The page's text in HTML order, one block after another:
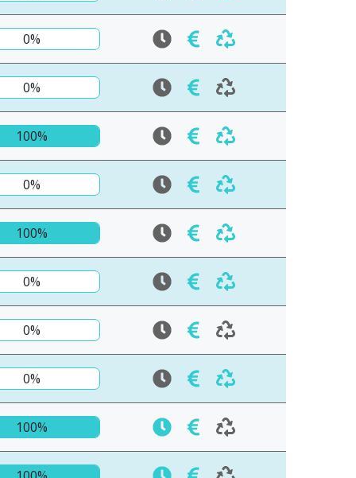
0%
0%
100%
0%
100%
0%
0%
0%
100%